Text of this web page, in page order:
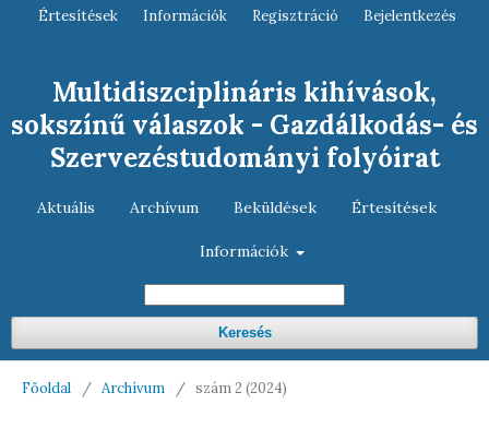
Multidiszciplináris kihívások,
sokszínű válaszok - Gazdálkodás- és
Szervezéstudományi folyóirat
Aktuális Archívum Beküldések Értesítések
Információk
Keresés
Értesítések Információk Regisztráció Bejelentkezés
Főoldal / Archívum / szám 2 (2024)